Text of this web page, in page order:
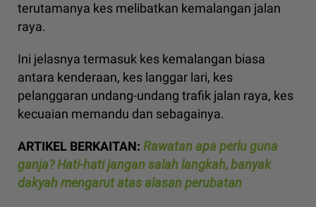
terutamanya kes melibatkan kemalangan jalan
raya.
Ini jelasnya termasuk kes kemalangan biasa
antara kenderaan, kes langgar lari, kes
pelanggaran undang-undang trafik jalan raya, kes
kecuaian memandu dan sebagainya.
ARTIKEL BERKAITAN: Rawatan apa perlu guna
ganja? Hati-hati jangan salah langkah, banyak
dakyah mengarut atas alasan perubatan